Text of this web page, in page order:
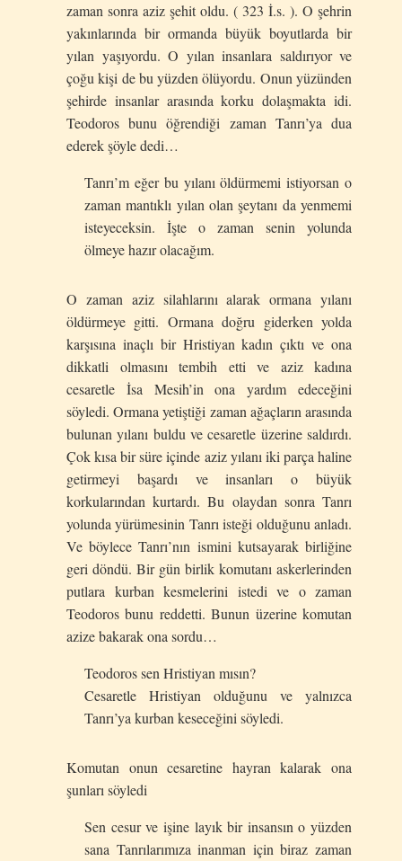
zaman sonra aziz şehit oldu. ( 323 İ.s. ). O şehrin
yakınlarında bir ormanda büyük boyutlarda bir
yılan yaşıyordu. O yılan insanlara saldırıyor ve
çoğu kişi de bu yüzden ölüyordu. Onun yüzünden
şehirde insanlar arasında korku dolaşmakta idi.
Teodoros bunu öğrendiği zaman Tanrı’ya dua
ederek şöyle dedi…
Tanrı’m eğer bu yılanı öldürmemi istiyorsan o
zaman mantıklı yılan olan şeytanı da yenmemi
isteyeceksin. İşte o zaman senin yolunda
ölmeye hazır olacağım.
O zaman aziz silahlarını alarak ormana yılanı
öldürmeye gitti. Ormana doğru giderken yolda
karşısına inaçlı bir Hristiyan kadın çıktı ve ona
dikkatli olmasını tembih etti ve aziz kadına
cesaretle İsa Mesih’in ona yardım edeceğini
söyledi. Ormana yetiştiği zaman ağaçların arasında
bulunan yılanı buldu ve cesaretle üzerine saldırdı.
Çok kısa bir süre içinde aziz yılanı iki parça haline
getirmeyi başardı ve insanları o büyük
korkularından kurtardı. Bu olaydan sonra Tanrı
yolunda yürümesinin Tanrı isteği olduğunu anladı.
Ve böylece Tanrı’nın ismini kutsayarak birliğine
geri döndü. Bir gün birlik komutanı askerlerinden
putlara kurban kesmelerini istedi ve o zaman
Teodoros bunu reddetti. Bunun üzerine komutan
azize bakarak ona sordu…
Teodoros sen Hristiyan mısın?
Cesaretle Hristiyan olduğunu ve yalnızca
Tanrı’ya kurban keseceğini söyledi.
Komutan onun cesaretine hayran kalarak ona
şunları söyledi
Sen cesur ve işine layık bir insansın o yüzden
sana Tanrılarımıza inanman için biraz zaman